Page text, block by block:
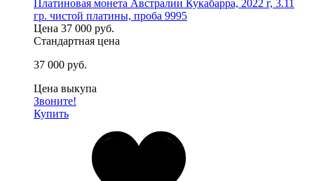
Платиновая монета Австралии Кукабарра, 2022 г, 3.11
гр. чистой платины, проба 9995
Цена 37 000 руб.
Стандартная цена
37 000 руб.
Цена выкупа
Звоните!
Купить